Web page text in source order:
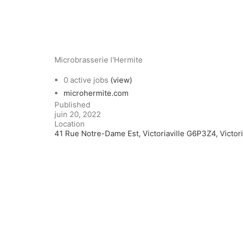
Microbrasserie l'Hermite
0 active jobs (view)
microhermite.com
Published
juin 20, 2022
Location
41 Rue Notre-Dame Est, Victoriaville G6P3Z4,